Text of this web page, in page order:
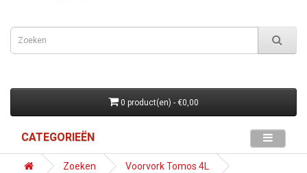
0 product(en) - €0,00
CATEGORIEËN
Zoeken Voorvork Tomos 4L